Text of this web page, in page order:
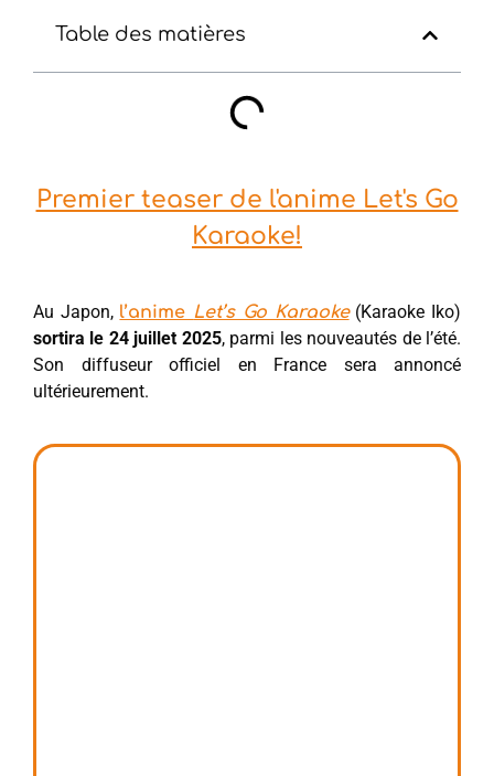
Table des matières
Premier teaser de l'anime Let's Go
Karaoke!
Au Japon, l’anime Let’s Go Karaoke(Karaoke Iko)
sortira le 24 juillet 2025, parmi les nouveautés de l’été.
Son diffuseur officiel en France sera annoncé
ultérieurement.